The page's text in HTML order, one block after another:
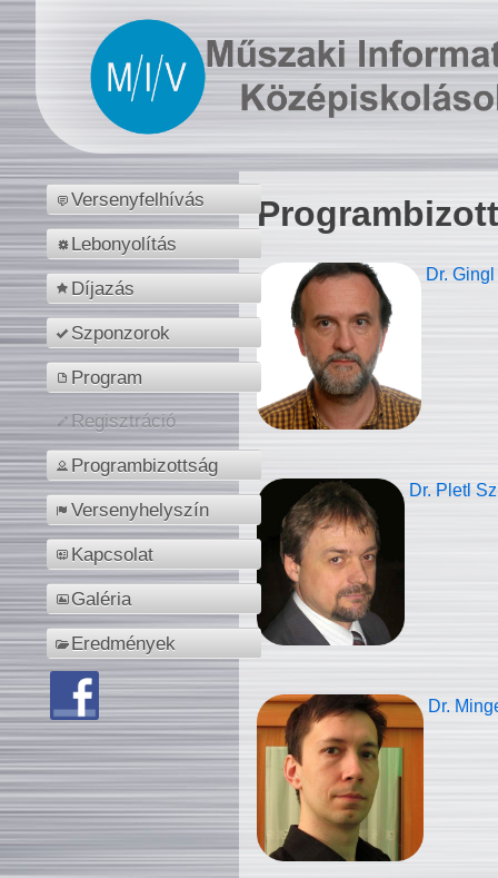
Versenyfelhívás
Lebonyolítás
Díjazás
Szponzorok
Program
Regisztráció
Programbizottság
Versenyhelyszín
Kapcsolat
Galéria
Eredmények
Dr.
Dr. Pletl
Dr.